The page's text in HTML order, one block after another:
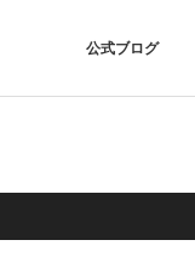
公式ブログ